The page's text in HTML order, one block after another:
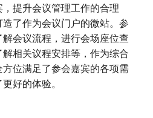
提升会议管理工作的合理
了作为会议门户的微站。参
会议流程，进行会场座位查
相关议程安排等，作为综合
位满足了参会嘉宾的各项需
好的体验。